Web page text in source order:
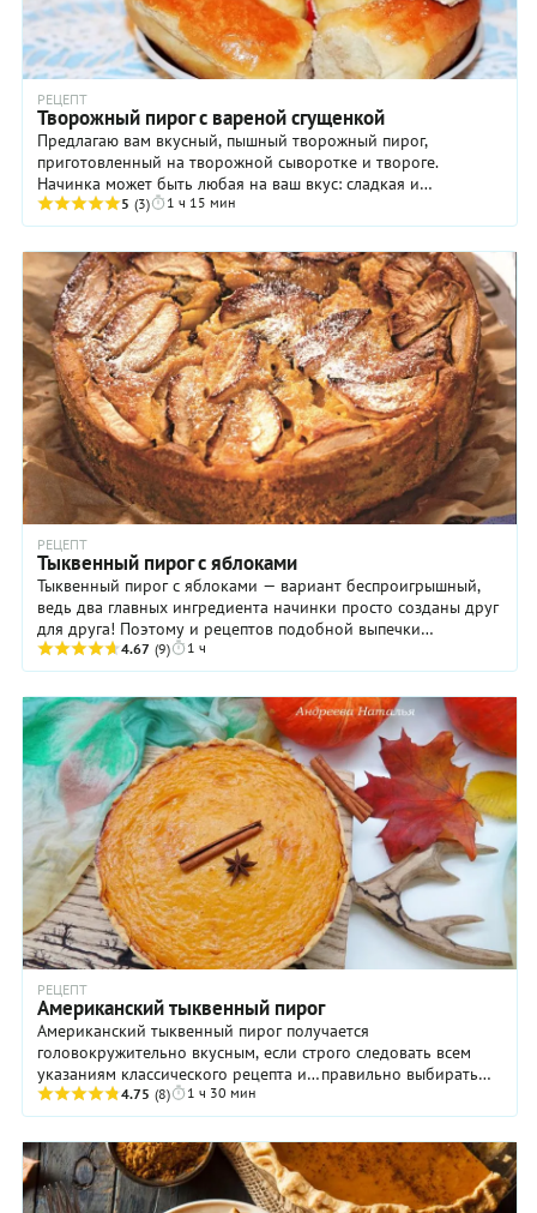
РЕЦЕПТ
Творожный пирог с вареной сгущенкой
Предлагаю вам вкусный, пышный творожный пирог,
приготовленный на творожной сыворотке и твороге.
Начинка может быть любая на ваш вкус: сладкая и
несладкая. У меня вареная сгущенка.
5 (3) 1 ч 15 мин
РЕЦЕПТ
Тыквенный пирог с яблоками
Тыквенный пирог с яблоками — вариант беспроигрышный,
ведь два главных ингредиента начинки просто созданы друг
для друга! Поэтому и рецептов подобной выпечки
существует довольно много. Но наш пирог — ...
4.67 (9) 1 ч
РЕЦЕПТ
Американский тыквенный пирог
Американский тыквенный пирог получается
головокружительно вкусным, если строго следовать всем
указаниям классического рецепта и…правильно выбирать
главный ингредиент начинки! Почему мы делаем такой ...
4.75 (8) 1 ч 30 мин